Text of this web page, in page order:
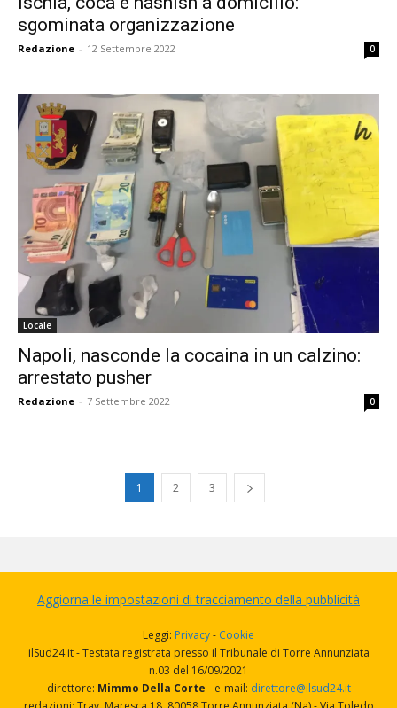
sgominata organizzazione
Redazione - 12 Settembre 2022 0
Locale
Napoli, nasconde la cocaina in un calzino:
arrestato pusher
Redazione - 7 Settembre 2022 0
1 2 3
Aggiorna le impostazioni di tracciamento della pubblicità
Leggi: Privacy- Cookie
ilSud24.it - Testata registrata presso il Tribunale di Torre Annunziata
n.03 del 16/09/2021
direttore: Mimmo Della Corte - e-mail: direttore@ilsud24.it